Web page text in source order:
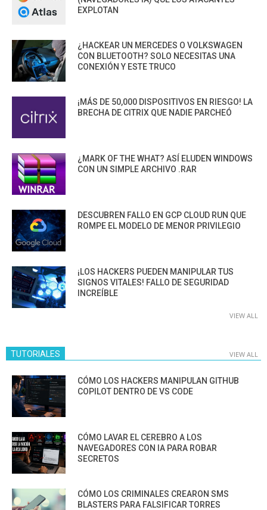
EXPLOTAN
¿HACKEAR UN MERCEDES O VOLKSWAGEN
CON BLUETOOTH? SOLO NECESITAS UNA
CONEXIÓN Y ESTE TRUCO
¡MÁS DE 50,000 DISPOSITIVOS EN RIESGO! LA
BRECHA DE CITRIX QUE NADIE PARCHEÓ
¿MARK OF THE WHAT? ASÍ ELUDEN WINDOWS
CON UN SIMPLE ARCHIVO .RAR
DESCUBREN FALLO EN GCP CLOUD RUN QUE
ROMPE EL MODELO DE MENOR PRIVILEGIO
¡LOS HACKERS PUEDEN MANIPULAR TUS
SIGNOS VITALES! FALLO DE SEGURIDAD
INCREÍBLE
VIEW ALL
TUTORIALES VIEW ALL
CÓMO LOS HACKERS MANIPULAN GITHUB
COPILOT DENTRO DE VS CODE
CÓMO LAVAR EL CEREBRO A LOS
NAVEGADORES CON IA PARA ROBAR
SECRETOS
CÓMO LOS CRIMINALES CREARON SMS
BLASTERS PARA FALSIFICAR TORRES